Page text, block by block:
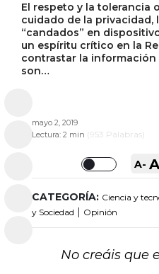
El respeto y la tolerancia
cuidado de la privacidad,
“candados” en
un espíritu crítico en la
contrastar la información
son…
mayo 2, 2019
Lectura: 2 min (953 Palabras)
Toggle
A-
CATEGORÍA: Ciencia y
y Sociedad | Opinión
No creáis que